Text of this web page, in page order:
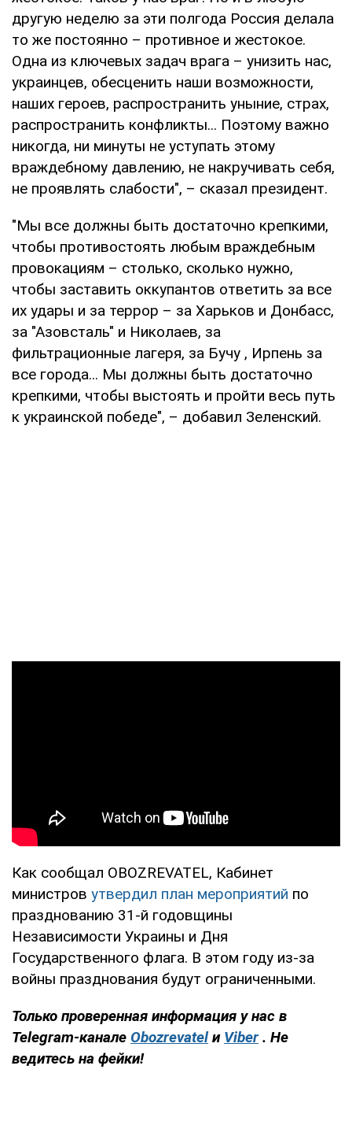
другую неделю за эти полгода Россия делала
то же постоянно – противное и жестокое.
Одна из ключевых задач врага – унизить нас,
украинцев, обесценить наши возможности,
наших героев, распространить уныние, страх,
распространить конфликты... Поэтому важно
никогда, ни минуты не уступать этому
враждебному давлению, не накручивать себя,
не проявлять слабости", – сказал президент.
"Мы все должны быть достаточно крепкими,
чтобы противостоять любым враждебным
провокациям – столько, сколько нужно,
чтобы заставить оккупантов ответить за все
их удары и за террор – за Харьков и Донбасс,
за "Азовсталь" и Николаев, за
фильтрационные лагеря, за Бучу , Ирпень за
все города... Мы должны быть достаточно
крепкими, чтобы выстоять и пройти весь путь
к украинской победе", – добавил Зеленский.
Как сообщал OBOZREVATEL, Кабинет
министров утвердил план мероприятий по
празднованию 31-й годовщины
Независимости Украины и Дня
Государственного флага. В этом году из-за
войны празднования будут ограниченными.
Только проверенная информация у нас в
Telegram-канале Obozrevatel и Viber . Не
ведитесь на фейки!